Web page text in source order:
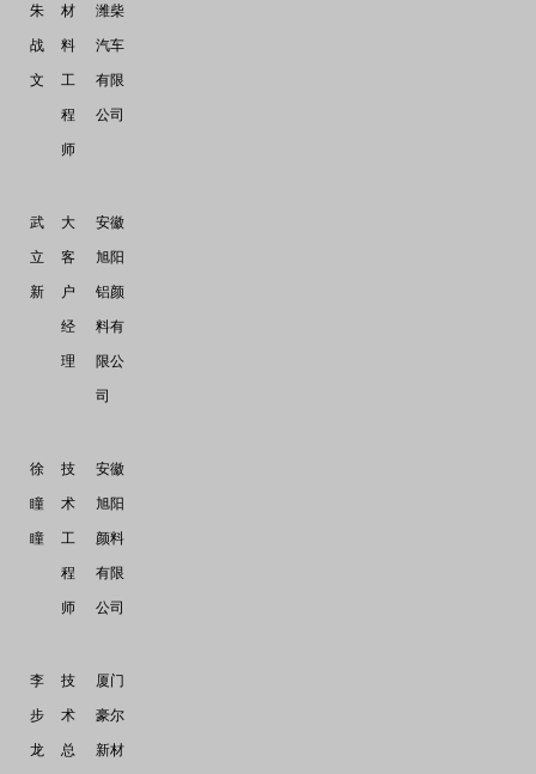
朱
战
文
材
料
工
程
师
潍柴
汽车
有限
公司
武
立
新
大
客
户
经
理
安徽
旭阳
铝颜
料有
限公
司
徐
瞳
瞳
技
术
工
程
师
安徽
旭阳
颜料
有限
公司
李
步
龙
技
术
总
厦门
豪尔
新材